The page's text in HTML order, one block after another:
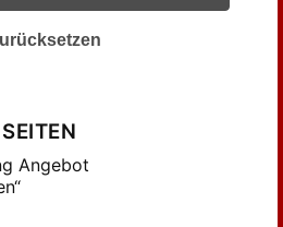
SEITEN
Angebot